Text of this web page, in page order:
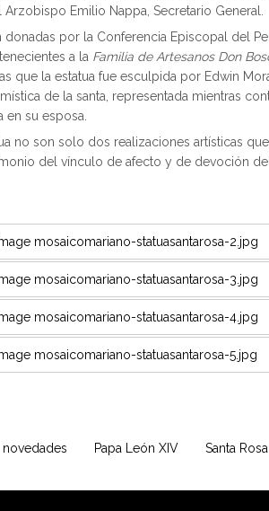
Emilio Nappa, Secretario General.
donadas por la Conferencia Episcopal del
a la Familia de Artesanos Don
que la estatua fue esculpida por Edwin
de la santa, representada mientras
su esposa.
no son solo dos realizaciones artísticas
del vínculo de afecto y de devoción
novedades Papa León XIV Santa